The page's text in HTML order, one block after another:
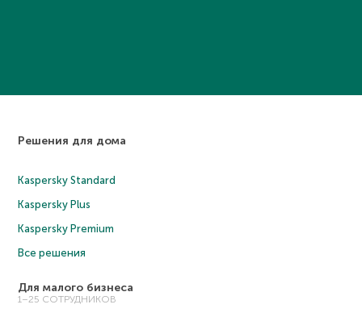
Решения для дома
Kaspersky Standard
Kaspersky Plus
Kaspersky Premium
Все решения
Для малого бизнеса
1–25 СОТРУДНИКОВ